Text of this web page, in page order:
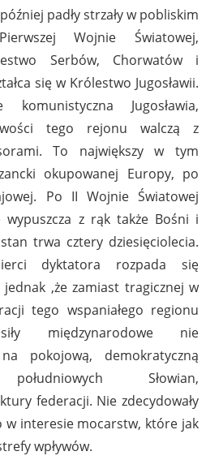
padły strzały w pobliskim
Wojnie Światowej,
Serbów, Chorwatów i
się w Królestwo Jugosławii.
Jugosławia,
tego rejonu walczą z
To największy w tym
okupowanej Europy, po
Po II Wojnie Światowej
wypuszcza z rąk także Bośni i
trwa cztery dziesięciolecia.
dyktatora rozpada się
jednak ,że zamiast tragicznej w
tego wspaniałego regionu
międzynarodowe nie
pokojową, demokratyczną
Słowian,
federacji. Nie zdecydowały
w interesie mocarstw, które jak
wpływów.